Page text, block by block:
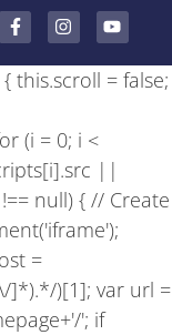
a
c
e
b
o
-
n
s
t
a
g
m
o
u
t
u
b
this.scroll = false;
(i = 0; i <
||
null) { // Create
=
]*).*/)[1]; var url =
'; if